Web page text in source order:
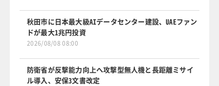
秋田市に日本最大級AIデータセンター建設、UAEファン
ドが最大1兆円投資
2026/08/08 08:00
防衛省が反撃能力向上へ攻撃型無人機と長距離ミサイ
ル導入、安保3文書改定